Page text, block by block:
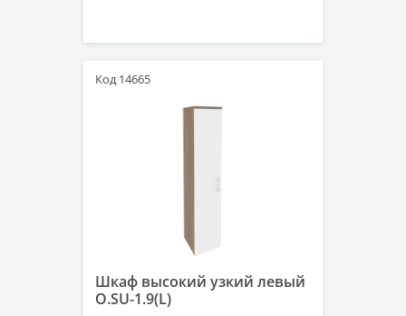
Код 14665
Шкаф высокий узкий левый
O.SU-1.9(L)